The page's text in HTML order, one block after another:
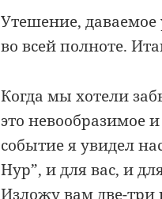
Утешение, даваемое
во всей полноте.
Когда мы хотели
это невообразимое
событие я увидел
Нур”, и для вас, и
Изложу вам две-